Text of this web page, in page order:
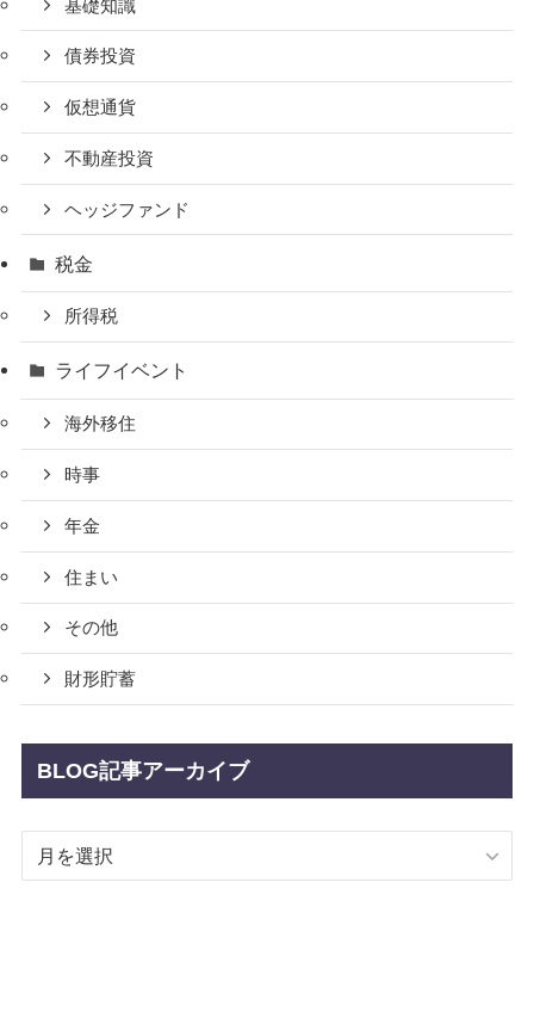
基礎知識
債券投資
仮想通貨
不動産投資
ヘッジファンド
税金
所得税
ライフイベント
海外移住
時事
年金
住まい
その他
財形貯蓄
BLOG記事アーカイブ
BLOG